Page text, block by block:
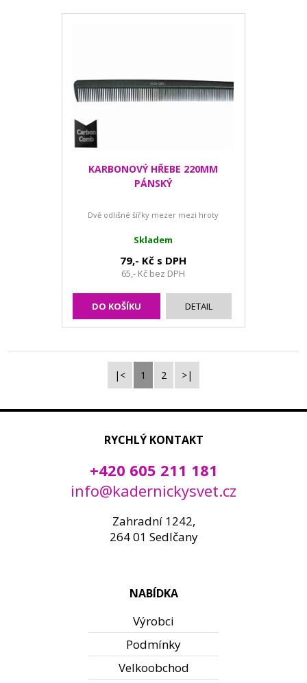
KARBONOVÝ HŘEBE 220MM
PÁNSKÝ
Dvě odlišné šířky mezer mezi hroty
Skladem
79,- Kč s DPH
65,- Kč bez DPH
DO KOŠÍKU DETAIL
|< 1 2 >|
RYCHLÝ KONTAKT
+420 605 211 181
info@kadernickysvet.cz
Zahradní 1242,
264 01 Sedlčany
NABÍDKA
Výrobci
Podmínky
Velkoobchod